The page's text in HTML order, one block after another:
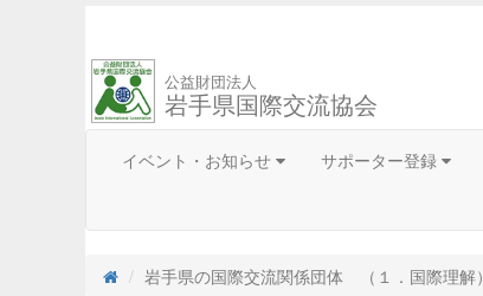
公益財団法人
岩手県国際交流協会
イベント・お知らせ サポーター登録
岩手県の国際交流関係団体 （１．国際理解）